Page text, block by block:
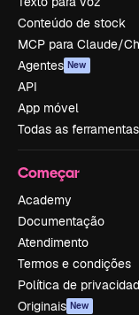
Conteúdo de stock
MCP para Claude/
Agentes New
API
App móvel
Todas as ferramentas
Começar
Academy
Documentação
Atendimento
Termos e condições
Política de
Originais New